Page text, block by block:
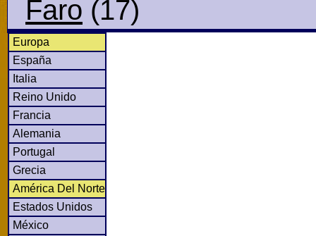
Faro (17)
Europa
España
Italia
Reino Unido
Francia
Alemania
Portugal
Grecia
América Del Norte
Estados Unidos
México